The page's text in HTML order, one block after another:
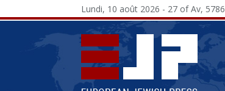
Lundi, 10 août 2026 - 27 of Av, 5786